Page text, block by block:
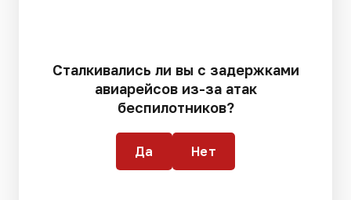
Сталкивались ли вы с задержками
авиарейсов из-за атак
беспилотников?
Да Нет